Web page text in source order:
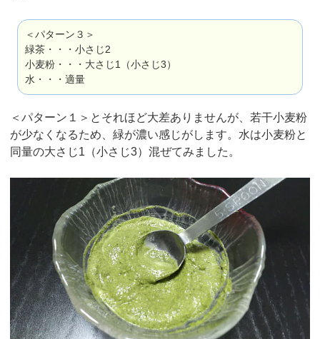
＜パターン３＞
緑茶・・・小さじ2
小麦粉・・・大さじ1（小さじ3）
水・・・適量
＜パターン１＞とそれほど大差ありませんが、若干小麦粉
が少なくなるため、緑が濃い感じがします。水は小麦粉と
同量の大さじ1（小さじ3）混ぜてみました。